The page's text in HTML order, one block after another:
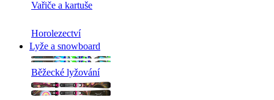
Vařiče a kartuše
Horolezectví
Lyže a snowboard
Běžecké lyžování